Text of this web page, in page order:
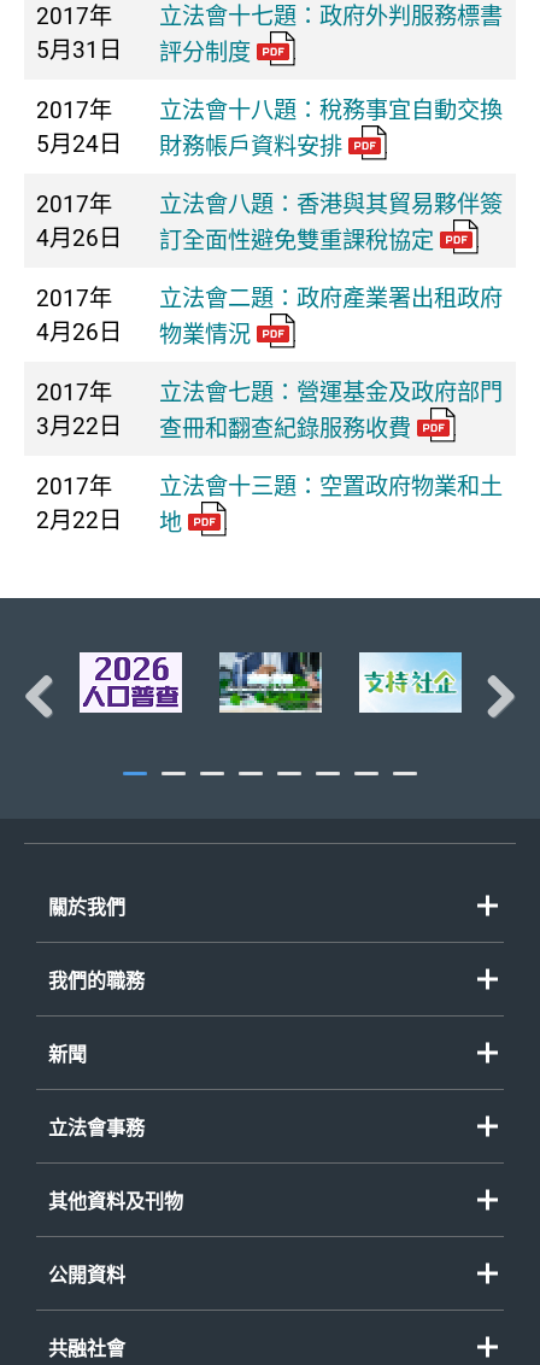
2017年
5月31日
立法會十七題：政府外判服務標書
評分制度
2017年
5月24日
立法會十八題：稅務事宜自動交換
財務帳戶資料安排
2017年
4月26日
立法會八題：香港與其貿易夥伴簽
訂全面性避免雙重課稅協定
2017年
4月26日
立法會二題：政府產業署出租政府
物業情況
2017年
3月22日
立法會七題：營運基金及政府部門
查冊和翻查紀錄服務收費
2017年
2月22日
立法會十三題：空置政府物業和土
地
頁首
關於我們
我們的職務
新聞
立法會事務
其他資料及刊物
公開資料
共融社會